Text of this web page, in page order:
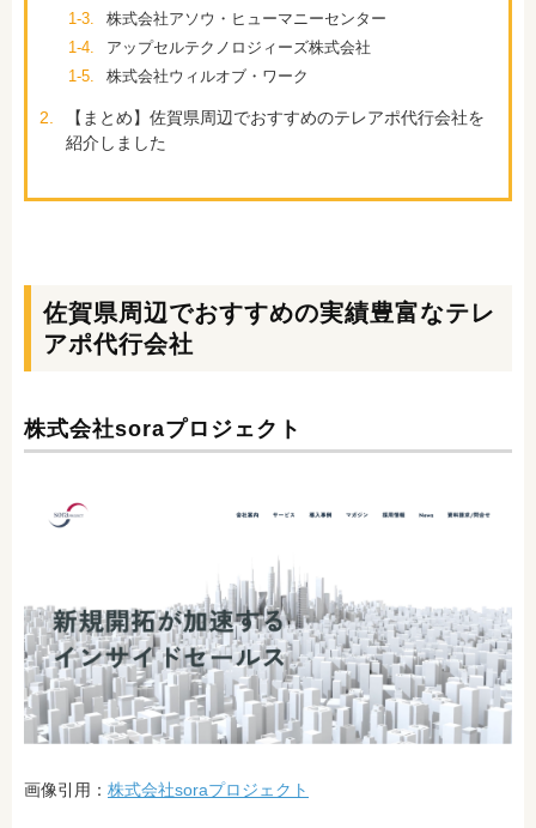
1-3.
株式会社アソウ・ヒューマニーセンター
1-4.
アップセルテクノロジィーズ株式会社
1-5.
株式会社ウィルオブ・ワーク
2.
【まとめ】佐賀県周辺でおすすめのテレアポ代行会社を
紹介しました
佐賀県周辺でおすすめの実績豊富なテレ
アポ代行会社
株式会社soraプロジェクト
画像引用： 株式会社soraプロジェクト